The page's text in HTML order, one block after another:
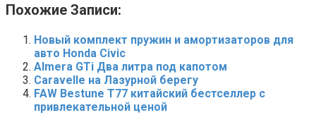
Похожие Записи:
Новый комплект пружин и амортизаторов для
авто Honda Civic
Almera GTi Два литра под капотом
Caravelle на Лазурной берегу
FAW Bestune T77 китайский бестселлер с
привлекательной ценой